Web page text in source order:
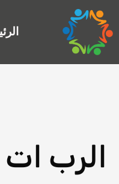
إلى
المحتوى
الرب